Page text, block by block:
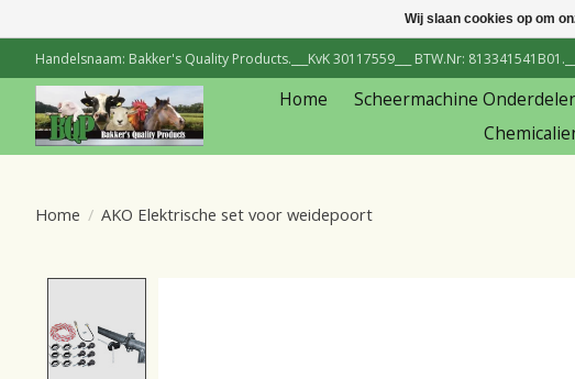
Handelsnaam: Bakker's Quality Products.___KvK 30117559___ BTW.Nr:
Home Scheermachine
Home / AKO Elektrische set voor weidepoort
Wij slaan cookies op om